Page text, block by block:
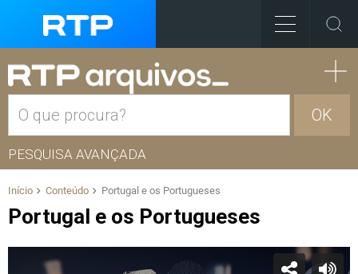
OK
PESQUISA AVANÇADA
Início Conteúdo Portugal e os Portugueses
Portugal e os Portugueses